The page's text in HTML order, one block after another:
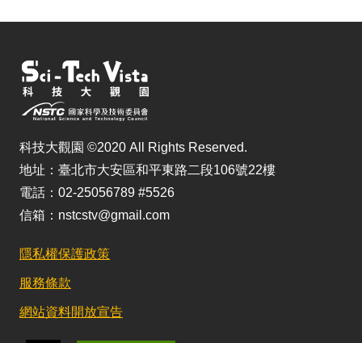
科技大觀園 ©2020 All Rights Reserved.
地址：臺北市大安區和平東路二段106號22樓
電話：02-25056789 #5526
信箱：nstcstv@gmail.com
隱私權保護政策
服務條款
網站資料開放宣告